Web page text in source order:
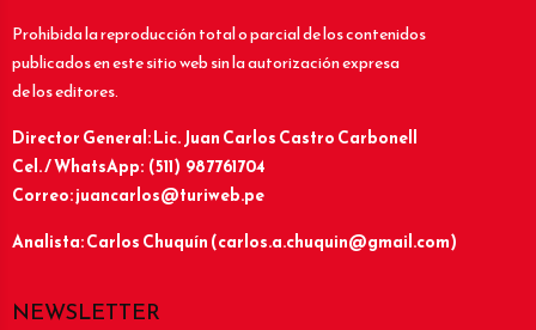
Prohibida la reproducción total o parcial de los contenidos
publicados en este sitio web sin la autorización expresa
de los editores.
Director General: Lic.Juan Carlos Castro Carbonell
Cel. / WhatsApp: (511) 987761704
Correo: juancarlos@turiweb.pe
Analista: Carlos Chuquín (carlos.a.chuquin@gmail.com)
NEWSLETTER